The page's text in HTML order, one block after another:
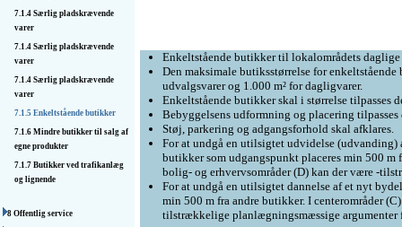
7.1.4 Særlig pladskrævende
varer
7.1.4 Særlig pladskrævende
varer
7.1.4 Særlig pladskrævende
varer
7.1.5 Enkeltstående butikker
7.1.6 Mindre butikker til salg af
egne produkter
7.1.7 Butikker ved trafikanlæg
og lignende
8 Offentlig service
Enkeltstående butikker til lokalområdets
Den maksimale butiksstørrelse for
udvalgsvarer og 1.000 m² for dagligvarer.
Enkeltstående butikker skal i størrelse tilpasses
Bebyggelsens udformning og placering
Støj, parkering og adgangsforhold skal afklares.
For at undgå en utilsigtet udvidelse (udvanding)
butikker som udgangspunkt placeres min 500
bolig- og erhvervsområder (D) kan der være -
For at undgå en utilsigtet dannelse af et nyt
min 500 m fra andre butikker. I centerområder
tilstrækkelige planlægningsmæssige argumenter